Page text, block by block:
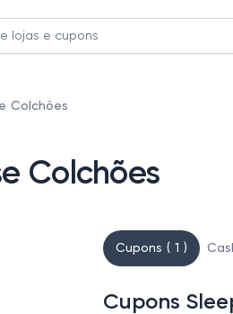
Colchões
Colchões
Cupons ( 1 )
Cupons